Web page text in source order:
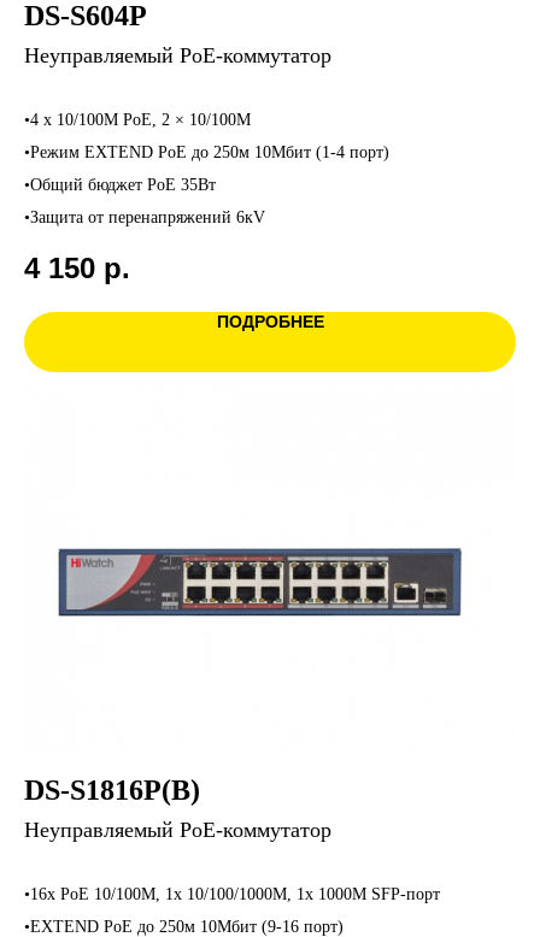
DS-S604P
Неуправляемый PoE-коммутатор
•4 x 10/100M PoE, 2 × 10/100M
•Режим EXTEND PoE до 250м 10Мбит (1-4 порт)
•Общий бюджет PoE 35Вт
•Защита от перенапряжений 6кV
4 150 р.
ПОДРОБНЕЕ
DS-S1816P(B)
Неуправляемый PoE-коммутатор
•16х PoE 10/100M, 1х 10/100/1000M, 1х 1000М SFP-порт
•EXTEND PoE до 250м 10Мбит (9-16 порт)